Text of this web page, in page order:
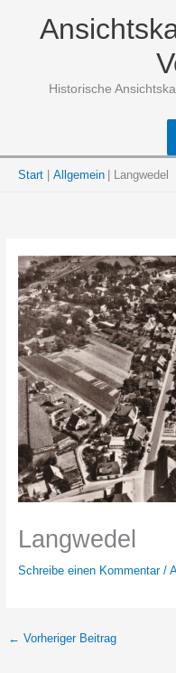
Historische
Start Allgemein Langwedel
Langwedel
Schreibe einen Kommentar /
← Vorheriger Beitrag